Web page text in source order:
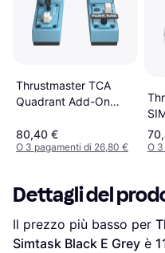
Thrustmaster TCA
Quadrant Add-On
Simulatore di Volo
Airbus
80,40 €
O 3 pagamenti di 26,80 € O
Dettagli del
Il prezzo più basso per
Simtask Black E Grey è